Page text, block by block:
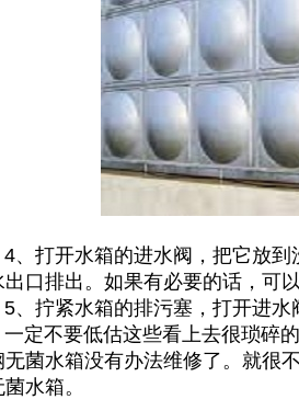
打开水箱的进水阀，把它放到
出口排出。如果有必要的话，可
拧紧水箱的排污塞，打开进水
不要低估这些看上去很琐碎的
无菌水箱没有办法维修了。就很
水箱。